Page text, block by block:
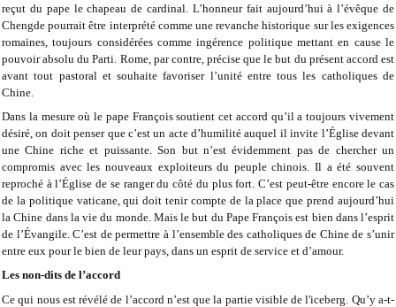
reçut du pape le chapeau de cardinal. L’honneur fait aujourd’hui à l’évêque de
Chengde pourrait être interprété comme une revanche historique sur les exigences
romaines, toujours considérées comme ingérence politique mettant en cause le
pouvoir absolu du Parti. Rome, par contre, précise que le but du présent accord est
avant tout pastoral et souhaite favoriser l’unité entre tous les catholiques de
Chine.
Dans la mesure où le pape François soutient cet accord qu’il a toujours vivement
désiré, on doit penser que c’est un acte d’humilité auquel il invite l’Église devant
une Chine riche et puissante. Son but n’est évidemment pas de chercher un
compromis avec les nouveaux exploiteurs du peuple chinois. Il a été souvent
reproché à l’Église de se ranger du côté du plus fort. C’est peut-être encore le cas
de la politique vaticane, qui doit tenir compte de la place que prend aujourd’hui
la Chine dans la vie du monde. Mais le but du Pape François est bien dans l’esprit
de l’Évangile. C’est de permettre à l’ensemble des catholiques de Chine de s’unir
entre eux pour le bien de leur pays, dans un esprit de service et d’amour.
Les non-dits de l’accord
Ce qui nous est révélé de l’accord n’est que la partie visible de l'iceberg. Qu’y a-t-